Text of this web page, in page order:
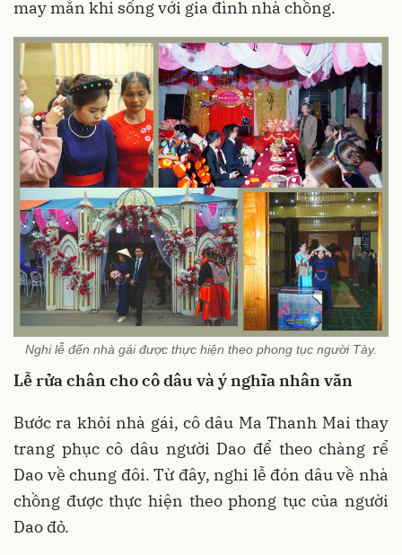
may mắn khi sống với gia đình nhà chồng.
Nghi lễ đến nhà gái được thực hiện theo phong tục người Tày.
Lễ rửa chân cho cô dâu và ý nghĩa nhân văn
Bước ra khỏi nhà gái, cô dâu Ma Thanh Mai thay
trang phục cô dâu người Dao để theo chàng rể
Dao về chung đôi. Từ đây, nghi lễ đón dâu về nhà
chồng được thực hiện theo phong tục của người
Dao đỏ.